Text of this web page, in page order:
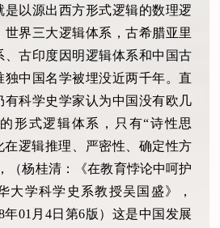
是以源出西方形式逻辑的数理逻
世界三大逻辑体系，古希腊亚里
、古印度因明逻辑体系和中国古
独中国名学被埋没近两千年。直
有科学史学家认为中国没有欧几
形式逻辑体系，只有“诗性思
在逻辑推理、严密性、确定性方
（杨桂清：《在教育悖论中呵护
学科学史系教授吴国盛》，
年01月4日第6版）这是中国发展